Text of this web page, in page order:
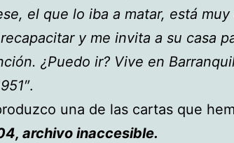
el que lo iba a matar, está
y me invita a su casa
¿Puedo ir? Vive en
.
una de las cartas que
archivo inaccesible.